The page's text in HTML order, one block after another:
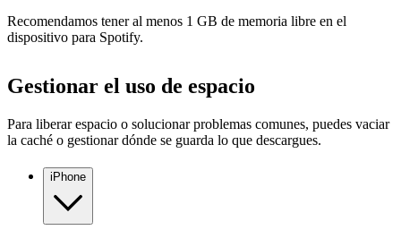
Recomendamos tener al menos 1 GB de memoria libre en el
dispositivo para Spotify.
Gestionar el uso de espacio
Para liberar espacio o solucionar problemas comunes, puedes vaciar
la caché o gestionar dónde se guarda lo que descargues.
iPhone